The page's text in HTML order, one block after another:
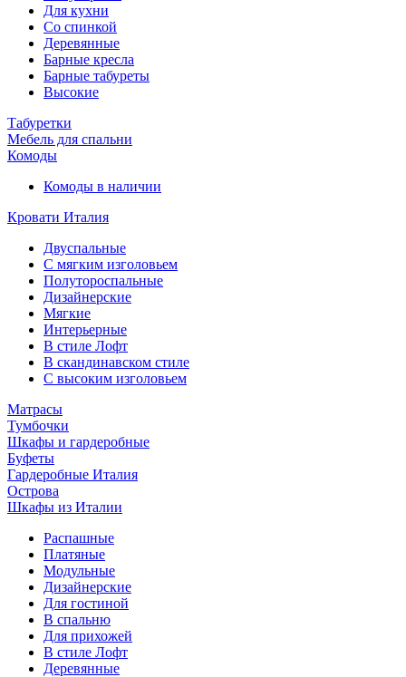
Для кухни
Со спинкой
Деревянные
Барные кресла
Барные табуреты
Высокие
Табуретки
Мебель для спальни
Комоды
Комоды в наличии
Кровати Италия
Двуспальные
С мягким изголовьем
Полутороспальные
Дизайнерские
Мягкие
Интерьерные
В стиле Лофт
В скандинавском стиле
С высоким изголовьем
Матрасы
Тумбочки
Шкафы и гардеробные
Буфеты
Гардеробные Италия
Острова
Шкафы из Италии
Распашные
Платяные
Модульные
Дизайнерские
Для гостиной
В спальню
Для прихожей
В стиле Лофт
Деревянные